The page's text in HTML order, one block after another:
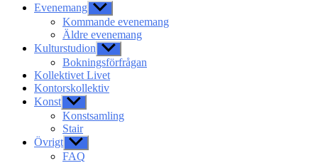
Evenemang Visa
undermeny
Kommande evenemang
Äldre evenemang
Kulturstudion Visa
undermeny
Bokningsförfrågan
Kollektivet Livet
Kontorskollektiv
Konst Visa
undermeny
Konstsamling
Stair
Övrigt Visa
undermeny
FAQ